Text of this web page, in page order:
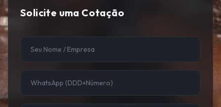
Solicite uma Cotação